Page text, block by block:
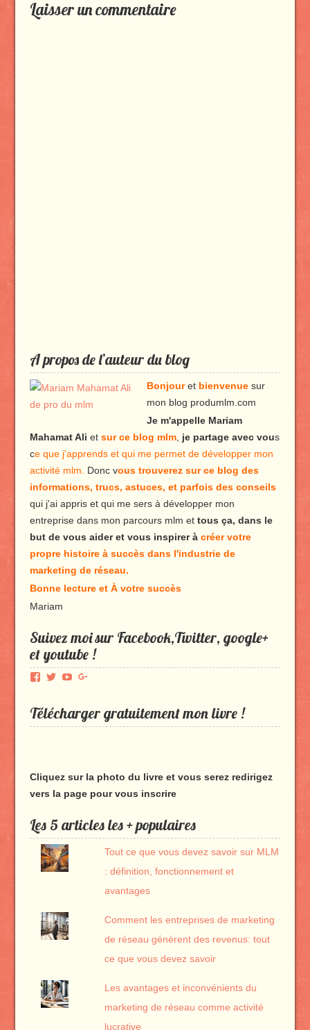
Laisser un commentaire
A propos de l’auteur du blog
Bonjouret bienvenuesur
mon blog produmlm.com
Je m'appelle Mariam
Mahamat Ali et sur ce blog mlm, je partage avec vous
ce que j'apprends et qui me permet de développer mon
activité mlm.
Donc vous trouverez sur ce blog des
informations, trucs, astuces, et parfois des conseils
qui j'ai appris et qui me sers à développer mon
entreprise dans mon parcours mlm ettous ça, dans le
but de vous aider et vous inspirer à créer votre
propre histoire à succès dans l'industrie de
marketing de réseau.
Bonne lecture et À votre succès
Mariam
Suivez moi sur Facebook,Twitter, google+
et youtube !
Voir
de
Produmlm
Voir
de
porodumlm
Voir
de
UC_2UgAmhWDuaRIDwEQiQ9iA
de
produmlm
Télécharger gratuitement mon livre !
Cliquez sur la photo du livre et vous serez redirigez
vers la page pour vous inscrire
Les 5 articles les + populaires
Tout ce que vous devez savoir sur MLM
: définition, fonctionnement et
avantages
Comment les entreprises de marketing
de réseau génèrent des revenus: tout
ce que vous devez savoir
Les avantages et inconvénients du
marketing de réseau comme activité
lucrative